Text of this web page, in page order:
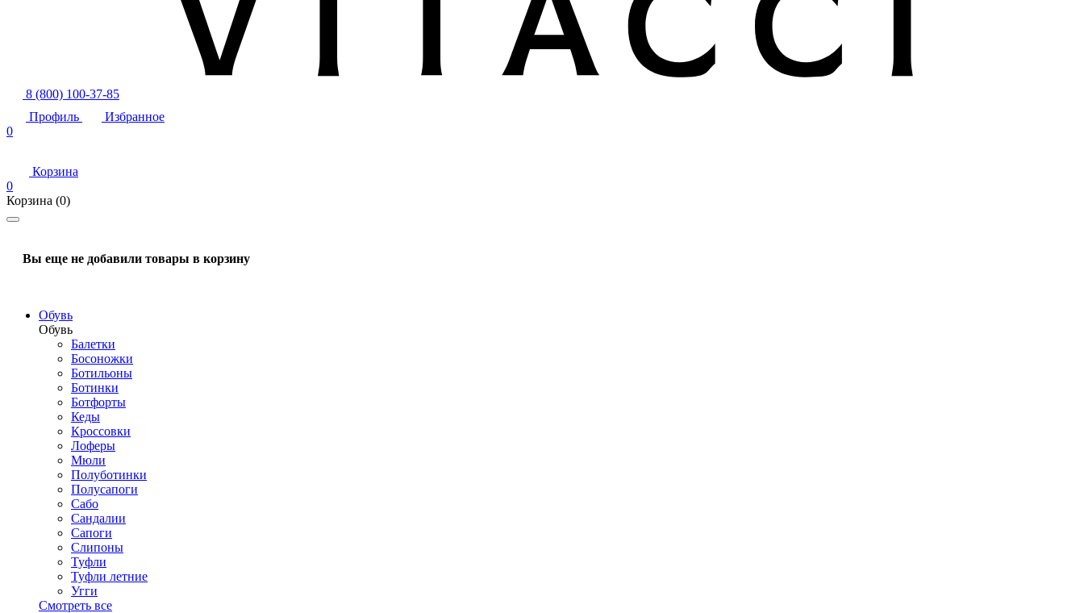
8 (800) 100-37-85
Профиль
Избранное
0
Корзина
0
Корзина (0)
Вы еще не добавили товары в корзину
Обувь
Обувь
Балетки
Босоножки
Ботильоны
Ботинки
Ботфорты
Кеды
Кроссовки
Лоферы
Мюли
Полуботинки
Полусапоги
Сабо
Сандалии
Сапоги
Слипоны
Туфли
Туфли летние
Угги
Смотреть все